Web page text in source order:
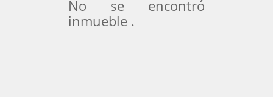
No se encontró
inmueble .